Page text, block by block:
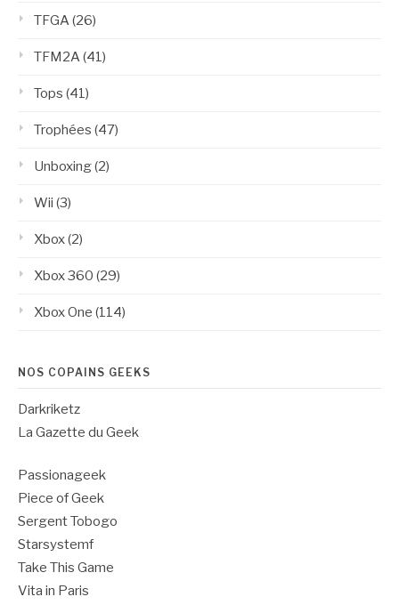
TFGA(26)
TFM2A(41)
Tops (41)
Trophées (47)
Unboxing(2)
Wii (3)
Xbox(2)
Xbox 360 (29)
Xbox One (114)
NOS COPAINS GEEKS
Darkriketz
La Gazette du Geek
Passionageek
Piece of Geek
Sergent Tobogo
Starsystemf
Take This Game
Vita in Paris